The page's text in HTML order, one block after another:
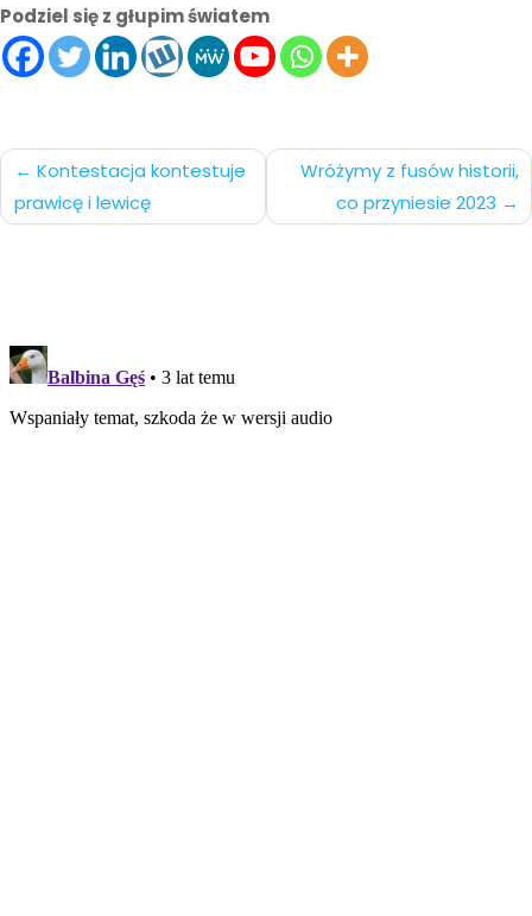
Podziel się z głupim światem
Nawigacja
po
Kontestacja kontestuje
prawicę i lewicę
Wróżymy z fusów historii,
co przyniesie 2023